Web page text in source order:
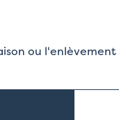
ou l'enlèvement